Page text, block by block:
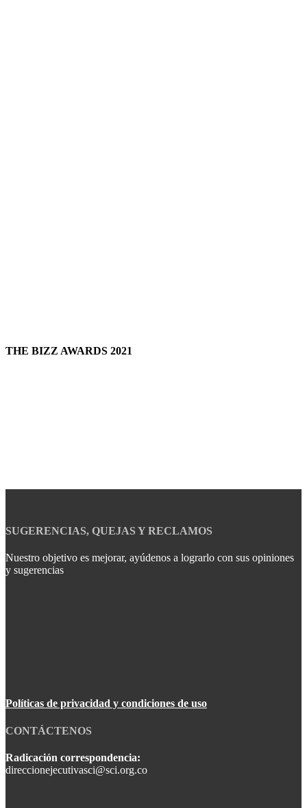
THE BIZZ AWARDS 2021
SUGERENCIAS, QUEJAS Y RECLAMOS
Nuestro objetivo es mejorar, ayúdenos a lograrlo con sus opiniones
y sugerencias
Políticas de privacidad y condiciones de uso
CONTÁCTENOS
Radicación correspondencia:
direccionejecutivasci@sci.org.co